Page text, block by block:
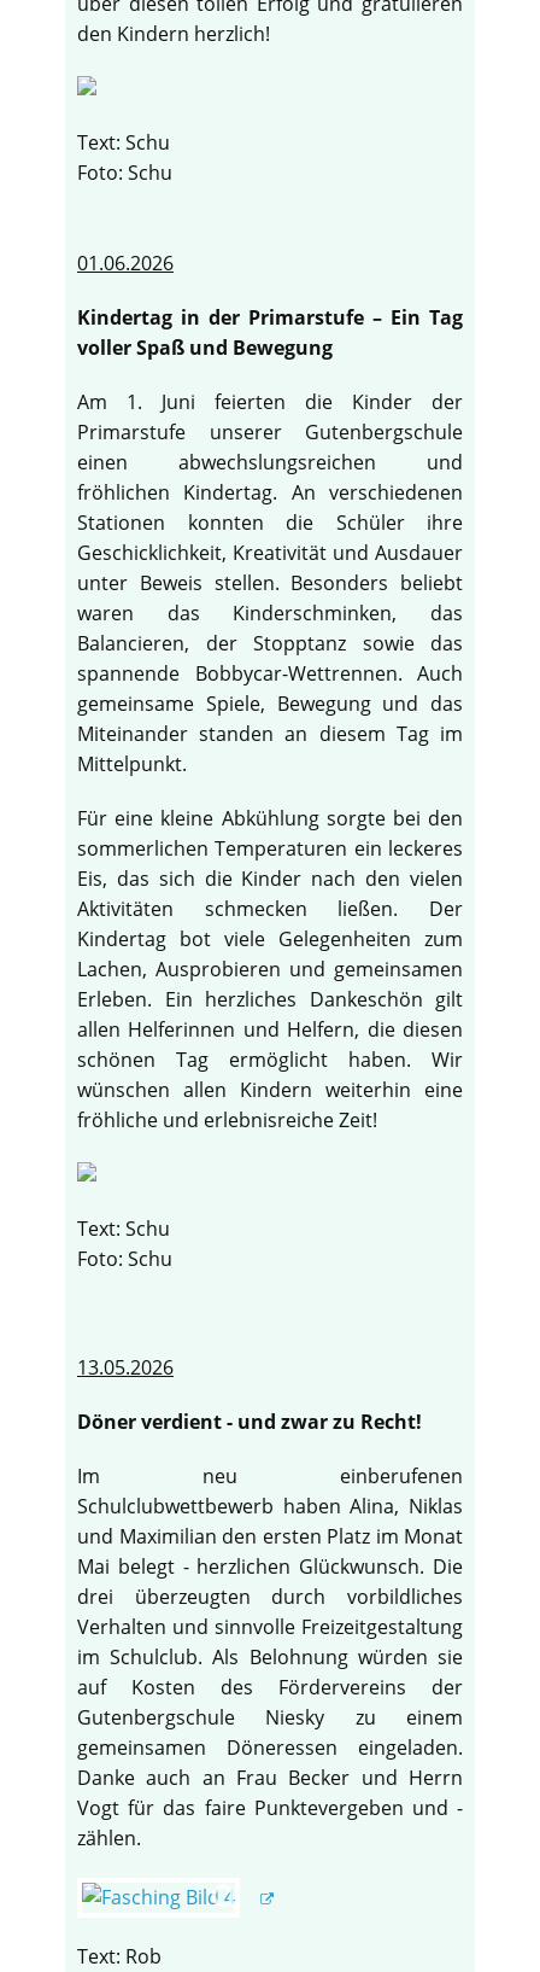
den Kindern herzlich!
Text: Schu
Foto: Schu
01.06.2026
Kindertag in der Primarstufe – Ein Tag
voller Spaß und Bewegung
Am 1. Juni feierten die Kinder der
Primarstufe unserer Gutenbergschule
einen abwechslungsreichen und
fröhlichen Kindertag. An verschiedenen
Stationen konnten die Schüler ihre
Geschicklichkeit, Kreativität und Ausdauer
unter Beweis stellen. Besonders beliebt
waren das Kinderschminken, das
Balancieren, der Stopptanz sowie das
spannende Bobbycar-Wettrennen. Auch
gemeinsame Spiele, Bewegung und das
Miteinander standen an diesem Tag im
Mittelpunkt.
Für eine kleine Abkühlung sorgte bei den
sommerlichen Temperaturen ein leckeres
Eis, das sich die Kinder nach den vielen
Aktivitäten schmecken ließen. Der
Kindertag bot viele Gelegenheiten zum
Lachen, Ausprobieren und gemeinsamen
Erleben. Ein herzliches Dankeschön gilt
allen Helferinnen und Helfern, die diesen
schönen Tag ermöglicht haben. Wir
wünschen allen Kindern weiterhin eine
fröhliche und erlebnisreiche Zeit!
Text: Schu
Foto: Schu
13.05.2026
Döner verdient - und zwar zu Recht!
Im neu einberufenen
Schulclubwettbewerb haben Alina, Niklas
und Maximilian den ersten Platz im Monat
Mai belegt - herzlichen Glückwunsch. Die
drei überzeugten durch vorbildliches
Verhalten und sinnvolle Freizeitgestaltung
im Schulclub. Als Belohnung würden sie
auf Kosten des Fördervereins der
Gutenbergschule Niesky zu einem
gemeinsamen Döneressen eingeladen.
Danke auch an Frau Becker und Herrn
Vogt für das faire Punktevergeben und -
zählen.
Text: Rob